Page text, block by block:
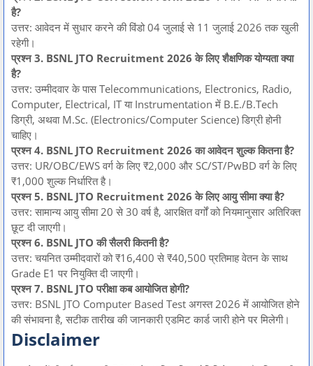
है?
उत्तर: आवेदन में सुधार करने की विंडो 04 जुलाई से 11 जुलाई 2026 तक खुली
रहेगी।
प्रश्न 3. BSNL JTO Recruitment 2026 के लिए शैक्षणिक योग्यता क्या
है?
उत्तर: उम्मीदवार के पास Telecommunications, Electronics, Radio,
Computer, Electrical, IT या Instrumentation में B.E./B.Tech
डिग्री, अथवा M.Sc. (Electronics/Computer Science) डिग्री होनी
चाहिए।
प्रश्न 4. BSNL JTO Recruitment 2026 का आवेदन शुल्क कितना है?
उत्तर: UR/OBC/EWS वर्ग के लिए ₹2,000 और SC/ST/PwBD वर्ग के लिए
₹1,000 शुल्क निर्धारित है।
प्रश्न 5. BSNL JTO Recruitment 2026 के लिए आयु सीमा क्या है?
उत्तर: सामान्य आयु सीमा 20 से 30 वर्ष है, आरक्षित वर्गों को नियमानुसार अतिरिक्त
छूट दी जाएगी।
प्रश्न 6. BSNL JTO की सैलरी कितनी है?
उत्तर: चयनित उम्मीदवारों को ₹16,400 से ₹40,500 प्रतिमाह वेतन के साथ
Grade E1 पर नियुक्ति दी जाएगी।
प्रश्न 7. BSNL JTO परीक्षा कब आयोजित होगी?
उत्तर: BSNL JTO Computer Based Test अगस्त 2026 में आयोजित होने
की संभावना है, सटीक तारीख की जानकारी एडमिट कार्ड जारी होने पर मिलेगी।
Disclaimer